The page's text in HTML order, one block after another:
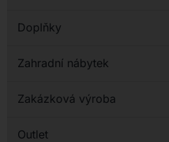
Doplňky
Zahradní nábytek
Zakázková výroba
Outlet